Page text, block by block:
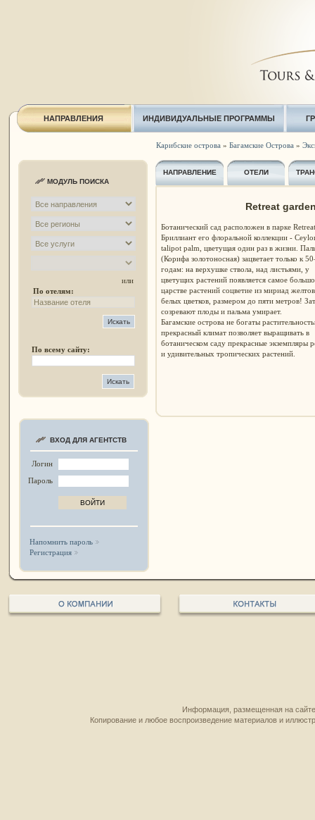
НАПРАВЛЕНИЯ ИНДИВИДУАЛЬНЫЕ ПРОГРАММЫ
МОДУЛЬ ПОИСКА
или
По отелям:
По всему сайту:
ВХОД ДЛЯ АГЕНТСТВ
Логин
Пароль
Напомнить пароль
Регистрация
Карибские острова » Багамские Острова »
НАПРАВЛЕНИЕ ОТЕЛИ
Retreat
Ботанический сад расположен в парке
Бриллиант его флоральной коллекции -
talipot palm, цветущая один раз в жизни.
(Корифа золотоносная) зацветает только к
годам: на верхушке ствола, над листьями, у
цветущих растений появляется самое
царстве растений соцветие из мириад
белых цветков, размером до пяти метров!
созревают плоды и пальма умирает.
Багамские острова не богаты
прекрасный климат позволяет выращивать в
ботаническом саду прекрасные экземпляры
и удивительных тропических растений.
Информация, размещенная на
Копирование и любое воспроизведение материалов и